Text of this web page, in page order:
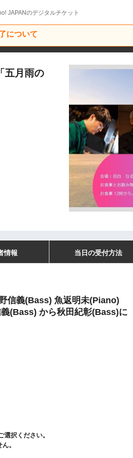
JAPANのデジタルチケット
について
五月雨の
情報 当日の受付方法
信義(Bass) 魚返明未(Piano)
(Bass) から秋田紀彰(Bass)に
択ください。
。